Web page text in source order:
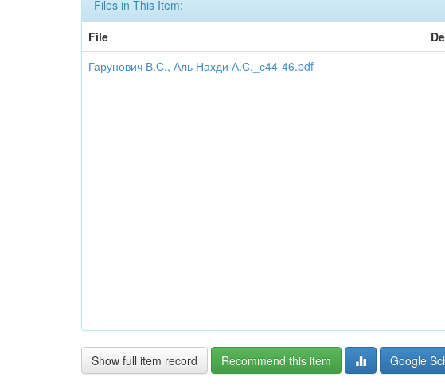
Files in This Item:
File
Гарунович В.С., Аль Нахди А.С._с44-46.pdf
Show full item record Recommend this item Google